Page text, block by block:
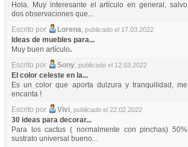
Hola. Muy interesante el artículo en general, salvo
dos observaciones que...
Escrito por
Lorena, publicado el 17.03.2022
Ideas de muebles para...
Muy buen artículo.
Escrito por
Sony, publicado el 12.03.2022
El color celeste en la...
Es un color que aporta dulzura y tranquilidad, me
encanta !
Escrito por
Vivi, publicado el 22.02.2022
30 ideas para decorar...
Para los cactus ( normalmente con pinchas) 50%
sustrato universal bueno...